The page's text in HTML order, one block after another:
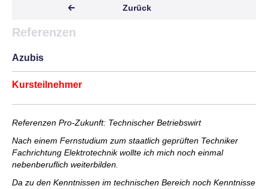
Zurück
Referenzen
Azubis
Kursteilnehmer
Referenzen Pro-Zukunft: Technischer Betriebswirt
Nach einem Fernstudium zum staatlich geprüften Techniker
Fachrichtung Elektrotechnik wollte ich mich noch einmal
nebenberuflich weiterbilden.
Da zu den Kenntnissen im technischen Bereich noch Kenntnisse